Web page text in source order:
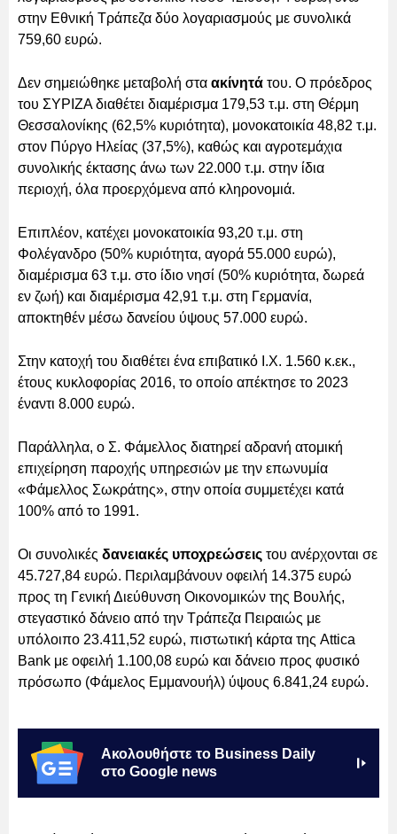
στην Εθνική Τράπεζα δύο λογαριασμούς με συνολικά
759,60 ευρώ.
Δεν σημειώθηκε μεταβολή στα ακίνητά του. Ο πρόεδρος
του ΣΥΡΙΖΑ διαθέτει διαμέρισμα 179,53 τ.μ. στη Θέρμη
Θεσσαλονίκης (62,5% κυριότητα), μονοκατοικία 48,82 τ.μ.
στον Πύργο Ηλείας (37,5%), καθώς και αγροτεμάχια
συνολικής έκτασης άνω των 22.000 τ.μ. στην ίδια
περιοχή, όλα προερχόμενα από κληρονομιά.
Επιπλέον, κατέχει μονοκατοικία 93,20 τ.μ. στη
Φολέγανδρο (50% κυριότητα, αγορά 55.000 ευρώ),
διαμέρισμα 63 τ.μ. στο ίδιο νησί (50% κυριότητα, δωρεά
εν ζωή) και διαμέρισμα 42,91 τ.μ. στη Γερμανία,
αποκτηθέν μέσω δανείου ύψους 57.000 ευρώ.
Στην κατοχή του διαθέτει ένα επιβατικό Ι.Χ. 1.560 κ.εκ.,
έτους κυκλοφορίας 2016, το οποίο απέκτησε το 2023
έναντι 8.000 ευρώ.
Παράλληλα, ο Σ. Φάμελλος διατηρεί αδρανή ατομική
επιχείρηση παροχής υπηρεσιών με την επωνυμία
«Φάμελλος Σωκράτης», στην οποία συμμετέχει κατά
100% από το 1991.
Οι συνολικές δανειακές υποχρεώσεις του ανέρχονται σε
45.727,84 ευρώ. Περιλαμβάνουν οφειλή 14.375 ευρώ
προς τη Γενική Διεύθυνση Οικονομικών της Βουλής,
στεγαστικό δάνειο από την Τράπεζα Πειραιώς με
υπόλοιπο 23.411,52 ευρώ, πιστωτική κάρτα της Attica
Bank με οφειλή 1.100,08 ευρώ και δάνειο προς φυσικό
πρόσωπο (Φάμελος Εμμανουήλ) ύψους 6.841,24 ευρώ.
Ακολουθήστε το Business Daily
στο Google news